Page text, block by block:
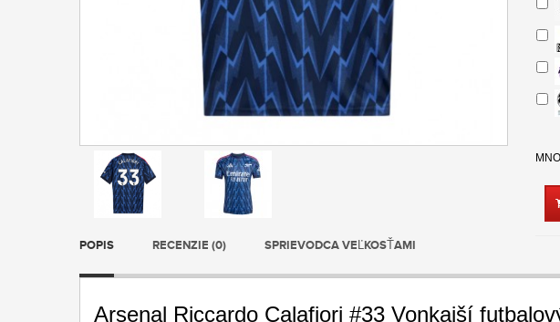
POPIS RECENZIE (0) SPRIEVODCA VEĽKOSŤAMI
Arsenal Riccardo Calafiori #33 Vonkajší